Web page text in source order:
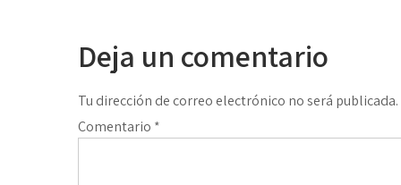
entradas
Deja un comentario
Tu dirección de correo electrónico no será publicada.
Comentario *